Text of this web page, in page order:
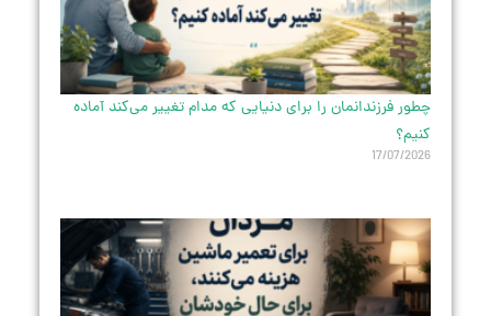
چطور فرزندانمان را برای دنیایی که مدام تغییر می‌کند آماده
کنیم؟
17/07/2026